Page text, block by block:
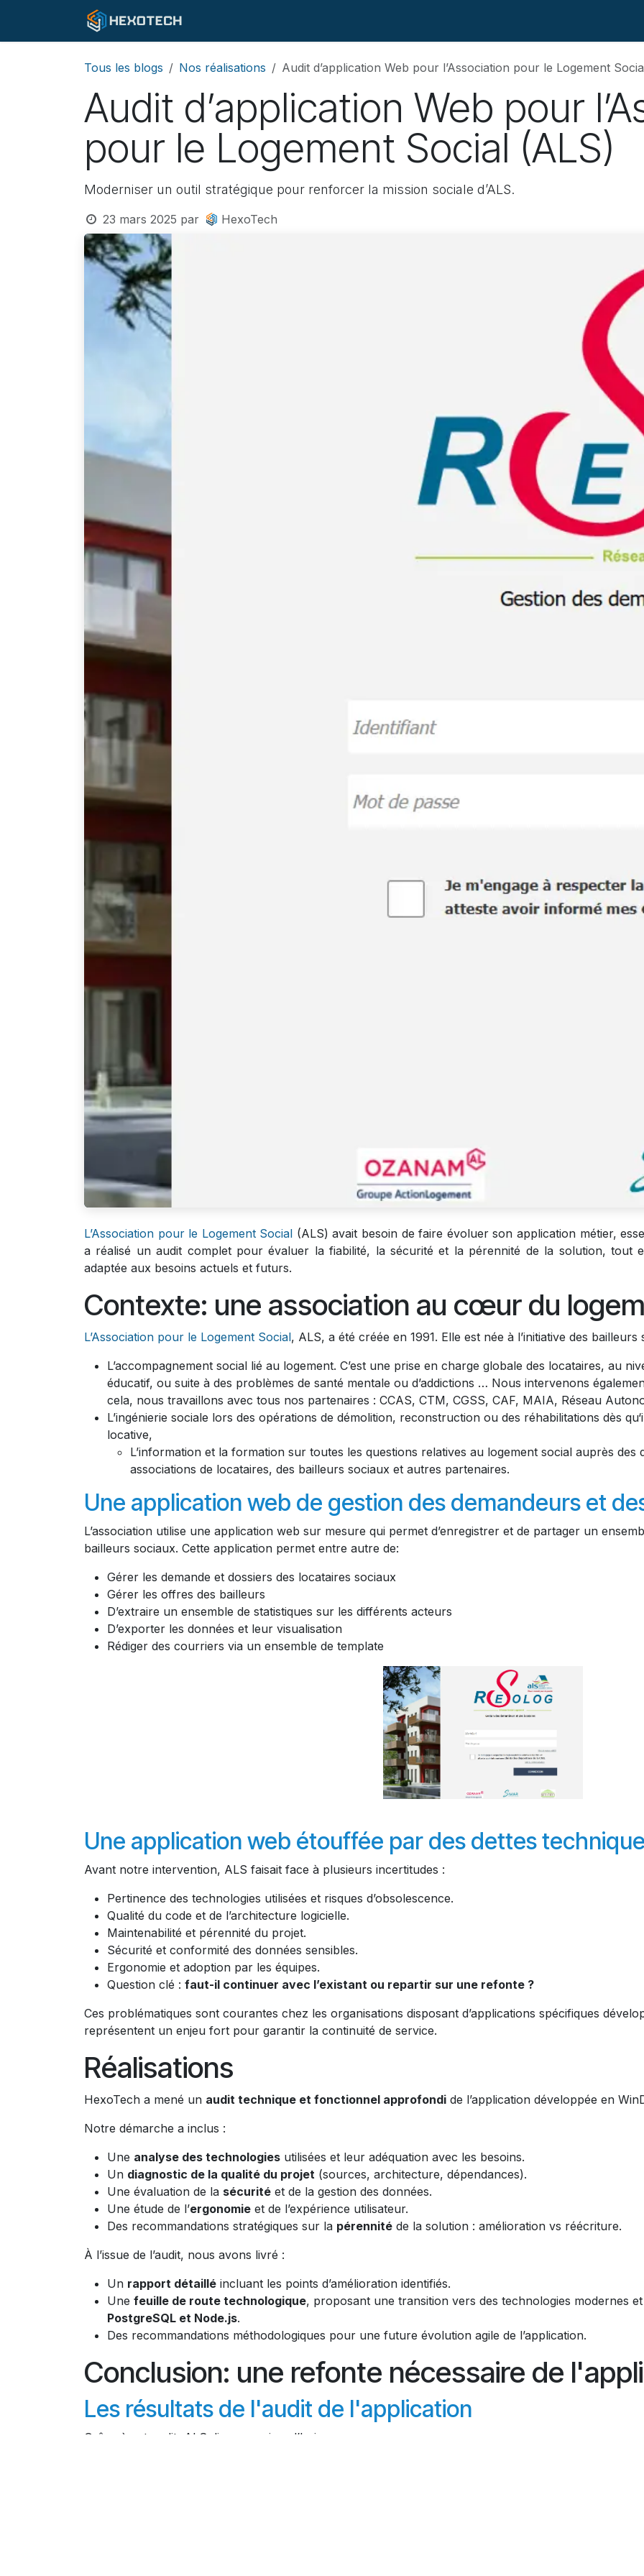
Se rendre au contenu
Tous les blogs Nos réalisations Audit d’application Web pour l’Association pour le Logement
Audit d’application Web pour
pour le Logement Social (ALS)
Moderniser un outil stratégique pour renforcer la mission sociale d’ALS.
23 mars 2025 par HexoTech
L’Association pour le Logement Social (ALS) avait besoin de faire évoluer son application métier,
a réalisé un audit complet pour évaluer la fiabilité, la sécurité et la pérennité de la solution, tout
adaptée aux besoins actuels et futurs.
Contexte: une association au cœur du
L’Association pour le Logement Social, ALS, a été créée en 1991. Elle est née à l’initiative des
L’accompagnement social lié au logement. C’est une prise en charge globale des locataires, au
éducatif, ou suite à des problèmes de santé mentale ou d’addictions … Nous intervenons
cela, nous travaillons avec tous nos partenaires : CCAS, CTM, CGSS, CAF, MAIA, Réseau
L’ingénierie sociale lors des opérations de démolition, reconstruction ou des réhabilitations dès
locative,
L’information et la formation sur toutes les questions relatives au logement social auprès des
associations de locataires, des bailleurs sociaux et autres partenaires.
Une application web de gestion des demandeurs et
L’association utilise une application web sur mesure qui permet d’enregistrer et de partager un
bailleurs sociaux. Cette application permet entre autre de:
Gérer les demande et dossiers des locataires sociaux
Gérer les offres des bailleurs
D’extraire un ensemble de statistiques sur les différents acteurs
D’exporter les données et leur visualisation
Rédiger des courriers via un ensemble de template
Une application web étouffée par des dettes
Avant notre intervention, ALS faisait face à plusieurs incertitudes :
Pertinence des technologies utilisées et risques d’obsolescence.
Qualité du code et de l’architecture logicielle.
Maintenabilité et pérennité du projet.
Sécurité et conformité des données sensibles.
Ergonomie et adoption par les équipes.
Question clé : faut-il continuer avec l’existant ou repartir sur une refonte ?
Ces problématiques sont courantes chez les organisations disposant d’applications spécifiques
représentent un enjeu fort pour garantir la continuité de service.
Réalisations
HexoTech a mené un audit technique et fonctionnel approfondi de l’application développée en
Notre démarche a inclus :
Une analyse des technologies utilisées et leur adéquation avec les besoins.
Un diagnostic de la qualité du projet (sources, architecture, dépendances).
Une évaluation de la sécurité et de la gestion des données.
Une étude de l’ergonomie et de l’expérience utilisateur.
Des recommandations stratégiques sur la pérennité de la solution : amélioration vs réécriture.
À l’issue de l’audit, nous avons livré :
Un rapport détaillé incluant les points d’amélioration identifiés.
Une feuille de route technologique, proposant une transition vers des technologies modernes
PostgreSQL et Node.js.
Des recommandations méthodologiques pour une future évolution agile de l’application.
Conclusion: une refonte nécessaire de
Les résultats de l'audit de l'application
Grâce à cet audit, ALS dispose aujourd’hui :